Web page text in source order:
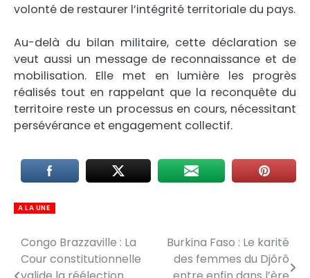
volonté de restaurer l’intégrité territoriale du pays.
Au-delà du bilan militaire, cette déclaration se
veut aussi un message de reconnaissance et de
mobilisation. Elle met en lumière les progrès
réalisés tout en rappelant que la reconquête du
territoire reste un processus en cours, nécessitant
persévérance et engagement collectif.
A LA UNE
Navigation
de
Congo Brazzaville : La
Cour constitutionnelle
Burkina Faso : Le karité
des femmes du Djôrô